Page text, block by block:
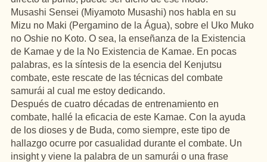
Musashi Sensei (Miyamoto Musashi) nos habla en su
Mizu no Maki (Pergamino de la Água), sobre el Uko Muko
no Oshie no Koto. O sea, la enseñanza de la Existencia
de Kamae y de la No Existencia de Kamae. En pocas
palabras, es la síntesis de la esencia del Kenjutsu
combate, este rescate de las técnicas del combate
samurái al cual me estoy dedicando.
Después de cuatro décadas de entrenamiento en
combate, hallé la eficacia de este Kamae. Con la ayuda
de los dioses y de Buda, como siempre, este tipo de
hallazgo ocurre por casualidad durante el combate. Un
insighty viene la palabra de un samurái o una frase